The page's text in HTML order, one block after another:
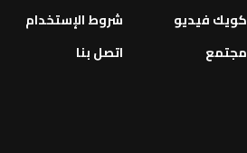
كويك فيديو
مجتمع
شروط الإستخدام
اتصل بنا